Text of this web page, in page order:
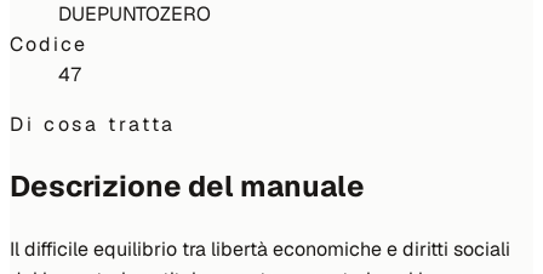
DUEPUNTOZERO
Codice
47
Di cosa tratta
Descrizione del manuale
Il difficile equilibrio tra libertà economiche e diritti sociali